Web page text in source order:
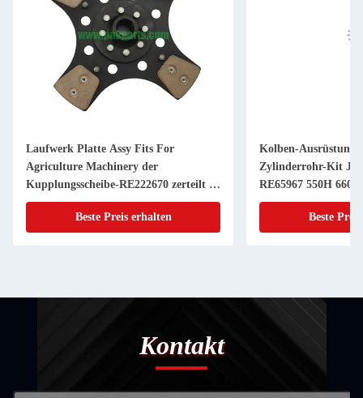
Laufwerk Platte Assy Fits For
Agriculture Machinery der
Kupplungsscheibe-RE222670 zerteilt 11
Zoll 20 KEIL
Beste Preis erhalten
Kolben-Ausrüstung
Zylinderrohr-Kit JDs
RE65967 550H 6603
Powerthch Turbo
Beste
Kontakt